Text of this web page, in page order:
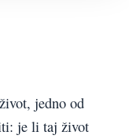
jedno od
je li taj život